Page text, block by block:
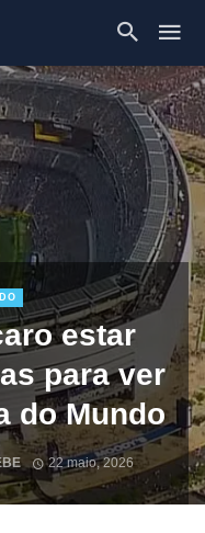
estar
para ver
do Mundo
22 maio, 2026